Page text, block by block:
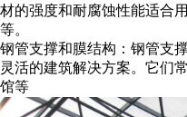
材的强度和耐腐蚀性能适合
等。
钢管支撑和膜结构：钢管支
灵活的建筑解决方案。它们
馆等